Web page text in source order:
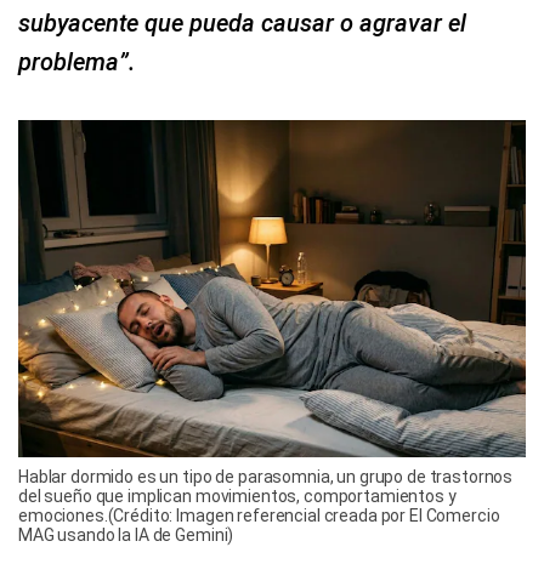
subyacente que pueda causar o agravar el
problema”.
Hablar dormido es un tipo de parasomnia, un grupo de trastornos
del sueño que implican movimientos, comportamientos y
emociones.(Crédito: Imagen referencial creada por El Comercio
MAG usando la IA de Gemini)